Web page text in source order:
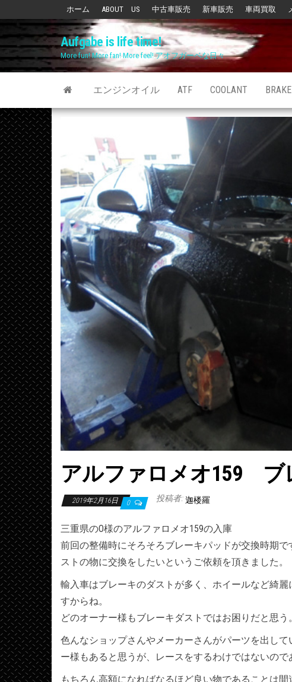
the
content
ホーム ABOUT US 中古車販売 新車販売 車両買取
Aufgabe is life time!
More fun! More fan! More feel! アオフガーベな日々
エンジンオイル ATF COOLANT
アルファロメオ159 ブ
2019年2月16日 0 投稿者: 迦楼羅
三重県のO様のアルファロメオ159の入庫
前回の整備時にそろそろブレーキパッドが交換時期
ストの物に交換をしたいというご依頼を頂きました。
輸入車はブレーキのダストが多く、ホイールなど綺
すからね。
どのオーナー様もブレーキダストではお困りだと思う。
色んなショップさんやメーカーさんがパーツを出し
ー様もあると思うが、レースをするわけではないの
もちろん高額になればなるほど良い物であることは間